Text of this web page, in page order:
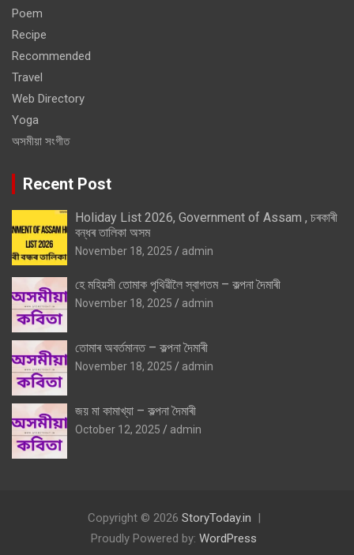
Poem
Recipe
Recommended
Travel
Web Directory
Yoga
অসমীয়া সংগীত
Recent Post
Holiday List 2026, Government of Assam , চৰকাৰী
বন্ধৰ তালিকা অসম
November 18, 2025 admin
হে মহিয়সী তোমাক পৃথিৱীলৈ স্বাগতম – কল্পনা দৈমাৰী
November 18, 2025 admin
তোমাৰ অবৰ্তমানত – কল্পনা দৈমাৰী
November 18, 2025 admin
জয় মা কামাখ্যা – কল্পনা দৈমাৰী
October 12, 2025 admin
Copyright © 2026 StoryToday.in
Proudly Powered by: WordPress